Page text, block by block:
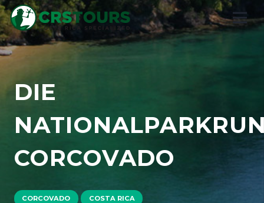
DIE
CORCOVADO
CORCOVADO COSTA RICA